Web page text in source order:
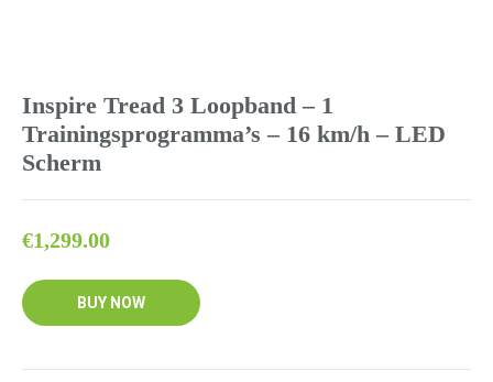
Inspire Tread 3 Loopband – 1
Trainingsprogramma’s – 16 km/h – LED
Scherm
€1,299.00
BUY NOW